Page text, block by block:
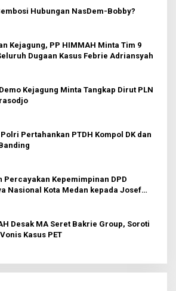
Hubungan NasDem-Bobby?
Kejagung, PP HIMMAH Minta Tim 9
Dugaan Kasus Febrie Adriansyah
Kejagung Minta Tangkap Dirut PLN
Pertahankan PTDH Kompol DK dan
Percayakan Kepemimpinan DPD
Nasional Kota Medan kepada Josef
Desak MA Seret Bakrie Group, Soroti
Kasus PET